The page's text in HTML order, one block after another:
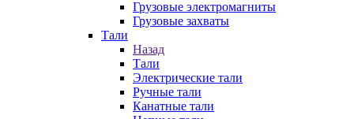
Грузовые электромагниты
Грузовые захваты
Тали
Назад
Тали
Электрические тали
Ручные тали
Канатные тали